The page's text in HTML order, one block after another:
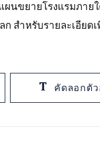
ผนขยายโรงแรมภา
สำหรับรายละเอียด
คัดลอกตั